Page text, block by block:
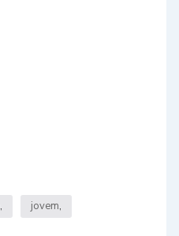
jovem